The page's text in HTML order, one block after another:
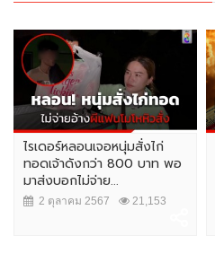
ไรเดอร์หลอนเจอหนุ่มสั่งไก่
ทอดเจ้าดังกว่า 800 บาท พอ
มาส่งบอกไม่จ่าย...
2 ตุลาคม 2567 21,153